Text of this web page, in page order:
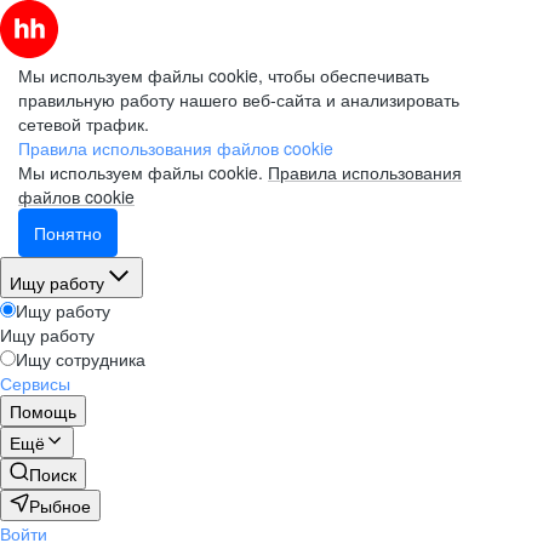
Мы используем файлы cookie, чтобы обеспечивать
правильную работу нашего веб-сайта и анализировать
сетевой трафик.
Правила использования файлов cookie
Мы используем файлы cookie. Правила использования
файлов cookie
Понятно
Ищу работу
Ищу работу
Ищу работу
Ищу сотрудника
Сервисы
Помощь
Ещё
Поиск
Рыбное
Войти